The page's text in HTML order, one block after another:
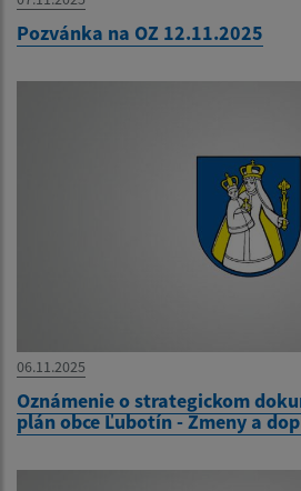
Pozvánka na OZ 12.11.2025
06.11.2025
Oznámenie o strategickom
plán obce Ľubotín - Zmeny a